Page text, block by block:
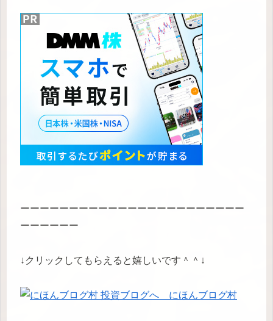
ーーーーーーーーーーーーーーーーーーーーーーー
ーーーーーー
↓クリックしてもらえると嬉しいです＾＾↓
にほんブログ村